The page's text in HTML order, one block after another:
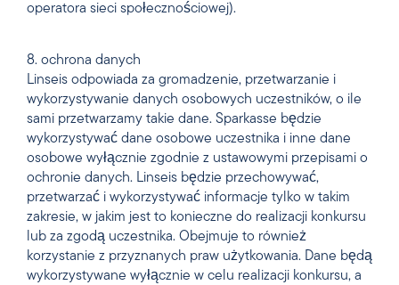
operatora sieci społecznościowej).
8. ochrona danych
Linseis odpowiada za gromadzenie, przetwarzanie i
wykorzystywanie danych osobowych uczestników, o ile
sami przetwarzamy takie dane. Sparkasse będzie
wykorzystywać dane osobowe uczestnika i inne dane
osobowe wyłącznie zgodnie z ustawowymi przepisami o
ochronie danych. Linseis będzie przechowywać,
przetwarzać i wykorzystywać informacje tylko w takim
zakresie, w jakim jest to konieczne do realizacji konkursu
lub za zgodą uczestnika. Obejmuje to również
korzystanie z przyznanych praw użytkowania. Dane będą
wykorzystywane wyłącznie w celu realizacji konkursu, a